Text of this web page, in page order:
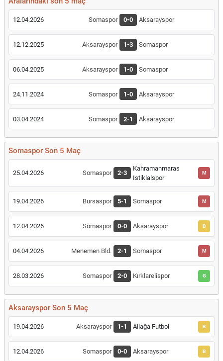
12.04.2026 Somaspor 0-0 Aksarayspor
12.12.2025 Aksarayspor 1-3 Somaspor
06.04.2025 Aksarayspor 1-0 Somaspor
24.11.2024 Somaspor 1-0 Aksarayspor
03.04.2024 Somaspor 2-1 Aksarayspor
Somaspor Son 5 Maç
25.04.2026 Somaspor 2-3
Kahramanmaras
Istiklalspor
M
19.04.2026 Bursaspor 5-1 Somaspor M
12.04.2026 Somaspor 0-0 Aksarayspor B
04.04.2026 Menemen Bld. 2-1 Somaspor M
28.03.2026 Somaspor 2-0 Kırklarelispor G
Aksarayspor Son 5 Maç
19.04.2026 Aksarayspor 1-1 Aliağa Futbol B
12.04.2026 Somaspor 0-0 Aksarayspor B